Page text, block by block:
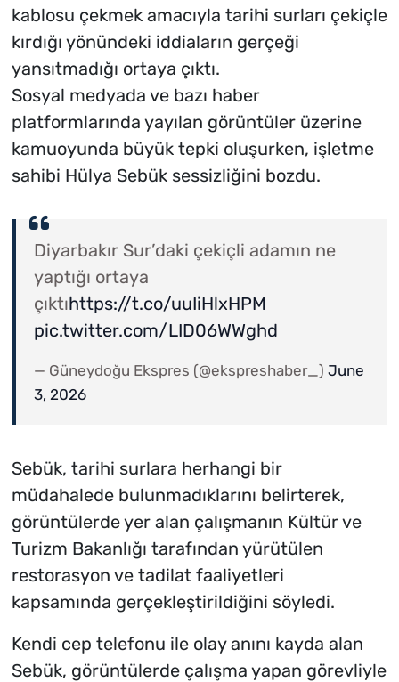
kablosu çekmek amacıyla tarihi surları çekiçle
kırdığı yönündeki iddiaların gerçeği
yansıtmadığı ortaya çıktı.
Sosyal medyada ve bazı haber
platformlarında yayılan görüntüler üzerine
kamuoyunda büyük tepki oluşurken, işletme
sahibi Hülya Sebük sessizliğini bozdu.
Diyarbakır Sur’daki çekiçli adamın ne
yaptığı ortaya
çıktıhttps://t.co/uuIiHlxHPM
pic.twitter.com/LID06WWghd
— Güneydoğu Ekspres (@ekspreshaber_) June
3, 2026
Sebük, tarihi surlara herhangi bir
müdahalede bulunmadıklarını belirterek,
görüntülerde yer alan çalışmanın Kültür ve
Turizm Bakanlığı tarafından yürütülen
restorasyon ve tadilat faaliyetleri
kapsamında gerçekleştirildiğini söyledi.
Kendi cep telefonu ile olay anını kayda alan
Sebük, görüntülerde çalışma yapan görevliyle